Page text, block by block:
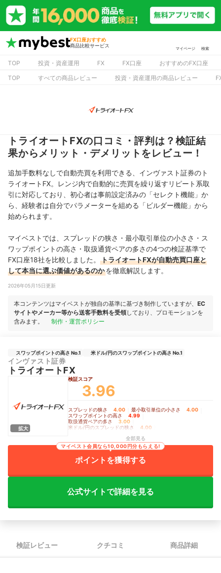
FX口座おすすめ
商品比較サービス
マイページ 検索
TOP 投資・資産運用 FX FX口座
おすすめのFX口座
TOP
すべての商品レビュー 投資・資産運用の商品レビュー
トライオートFXの口コミ・評判は？検証結
果からメリット・デメリットをレビュー！
追加手数料なしで自動売買を利用できる、インヴァスト証券のト
ライオートFX。レンジ内で自動的に売買を繰り返すリピート系取
引に対応しており、初心者は事前設定済みの「セレクト機能」か
ら、経験者は自分でパラメーターを組める「ビルダー機能」から
始められます。
マイベストでは、スプレッドの狭さ・最小取引単位の小ささ・ス
ワップポイントの高さ・取扱通貨ペアの多さの4つの検証基準で
FX口座18社を比較しました。
トライオートFXが自動売買口座と
して本当に選ぶ価値があるのかを徹底解説します。
2026年05月15日更新
本コンテンツはマイベストが独自の基準に基づき制作していますが、 EC
サイトやメーカー等から送客手数料を受領しており、プロモーションを
含みます。
制作・運営ポリシー
スワップポイントの高さ No.1 米ドル/円のスワップポイントの高さ No.1
インヴァスト証券
トライオートFX
拡大
検証スコア
3.96
スプレッドの狭さ 4.00 最小取引単位の小ささ 4.00
スワップポイントの高さ 4.99
取扱通貨ペアの多さ 3.00
米ドル/円のスプレッドの狭さ 4.00
英ポンド/円のスプレッドの狭さ
豪ドル/円のスプレッドの狭さ 4.00 ｜
米ドル/円のスワップポイントの高さ 5.00
ユーロ/円のスワップポイントの高さ
英ポンド/円のスワップポイントの高さ
全部見る
ポイントを獲得する
マイベスト会員なら10,000円分もらえる!
公式サイトで詳細を見る
検証レビュー クチコミ 商品詳細